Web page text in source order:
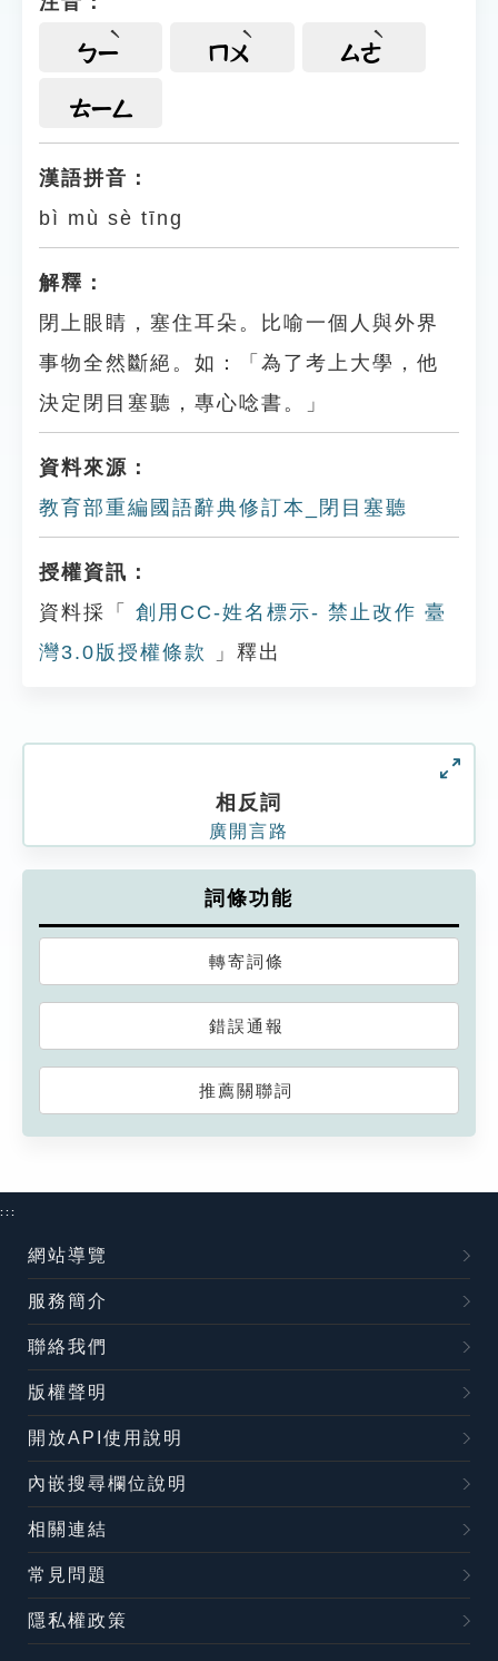
ㄅㄧ ㄇㄨ ㄙㄜ
ㄊㄧㄥ
漢語拼音：
bì mù sè tīng
解釋：
閉上眼睛，塞住耳朵。比喻一個人與外界
事物全然斷絕。如：「為了考上大學，他
決定閉目塞聽，專心唸書。」
資料來源：
教育部重編國語辭典修訂本_閉目塞聽
授權資訊：
資料採「
創用CC-姓名標示- 禁止改作 臺
灣3.0版授權條款
」釋出
相反詞
廣開言路
詞條功能
轉寄詞條
錯誤通報
推薦關聯詞
:::
網站導覽
服務簡介
聯絡我們
版權聲明
開放API使用說明
內嵌搜尋欄位說明
相關連結
常見問題
隱私權政策